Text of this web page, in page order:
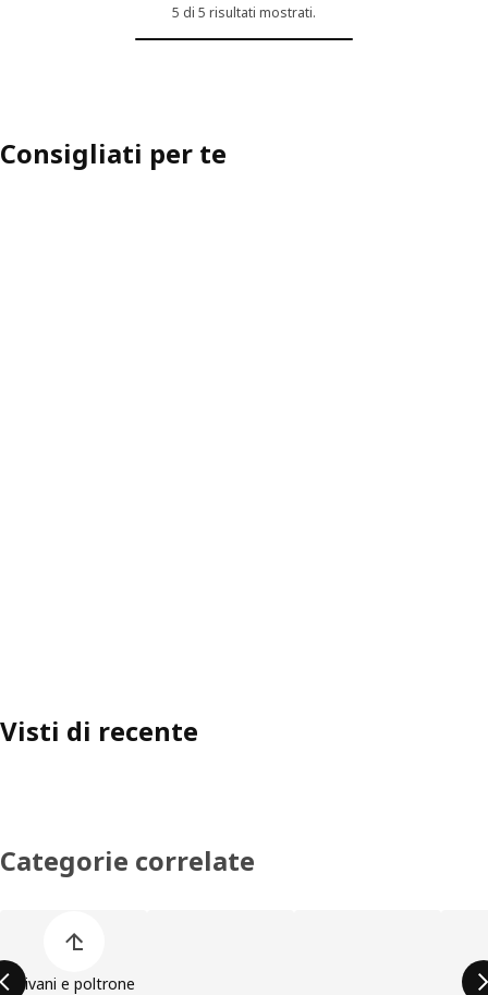
HYLTARP, Fodera per divano a 3 posti, Tallmyra blu
5 di 5 risultati mostrati.
Consigliati per te
Visti di recente
Categorie correlate
Divani e poltrone